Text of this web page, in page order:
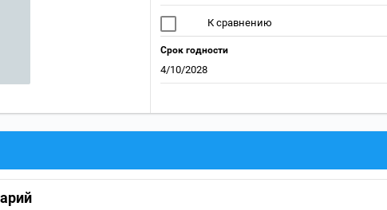
К сравнению
Срок годности
4/10/2028